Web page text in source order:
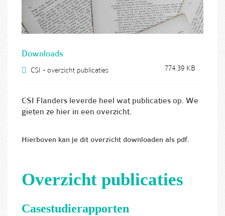
Downloads
CSI - overzicht publicaties 774.39 KB
CSI Flanders leverde heel wat publicaties op. We
gieten ze hier in een overzicht.
Hierboven kan je dit overzicht downloaden als pdf.
Overzicht publicaties
Casestudierapporten